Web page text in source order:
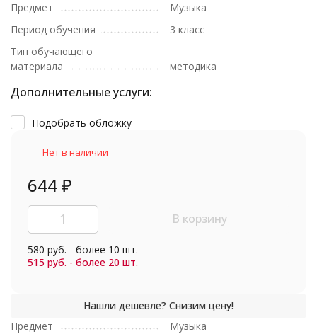
Предмет
Музыка
Период обучения
3 класс
Тип обучающего
материала
методика
Дополнительные услуги:
Подобрать обложку
Нет в наличии
644₽
В корзину
580 руб. - более 10 шт.
515 руб. - более 20 шт.
Предмет
Музыка